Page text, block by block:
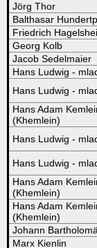
Jörg Thor
Balthasar
Friedrich
Georg Kolb
Jacob Sedelmaier
Hans Ludwig -
Hans Ludwig -
Hans Adam
(Khemlein)
Hans Ludwig -
Hans Ludwig -
Hans Adam
(Khemlein)
Hans Adam
(Khemlein)
Johann
Marx Kienlin